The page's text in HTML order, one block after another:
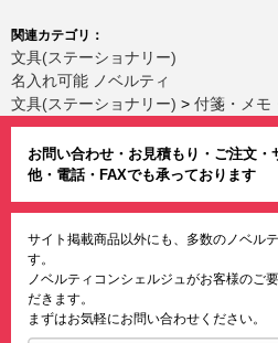
関連カテゴリ：
文具(ステーショナリー)
名入れ可能 ノベルティ
文具(ステーショナリー) > 付箋・メモ
お問い合わせ・お見積もり・ご注文
他・電話・FAXでも承っております
サイト掲載商品以外にも、多数のノベル
す。
ノベルティコンシェルジュがお客様のご
だきます。
まずはお気軽にお問い合わせください。